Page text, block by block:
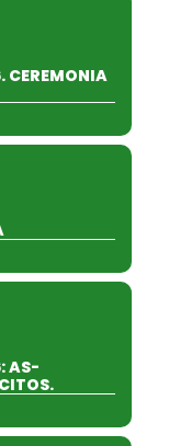
CEREMONIA
AS-